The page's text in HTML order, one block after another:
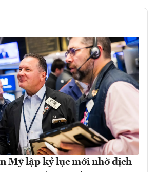
Mỹ lập kỷ lục mới nhờ dịch